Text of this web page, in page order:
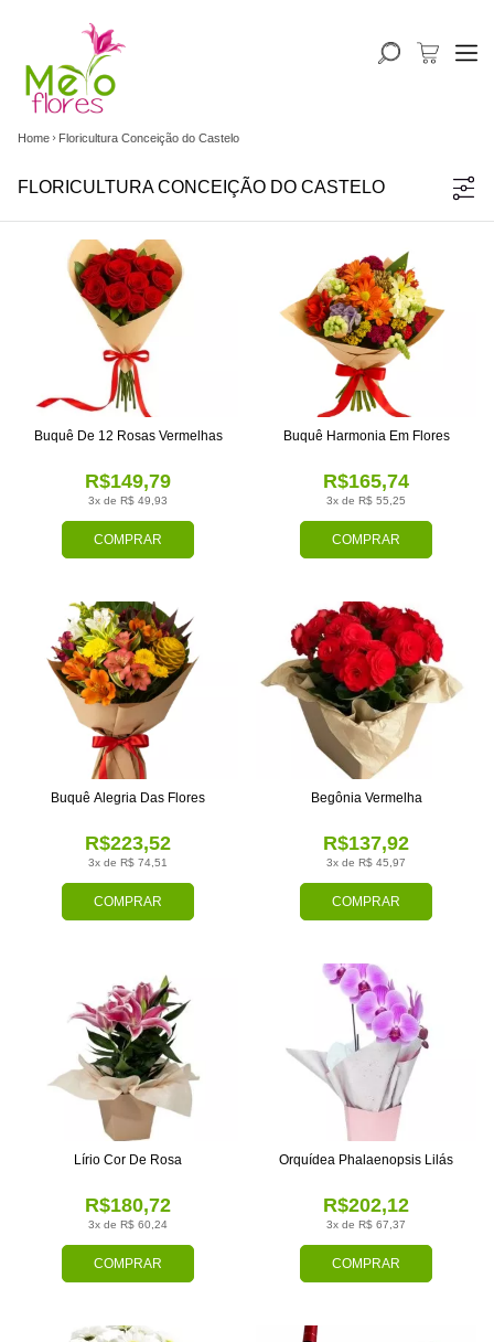
Home Floricultura Conceição do Castelo
FLORICULTURA CONCEIÇÃO DO CASTELO
COMPRAR
3x de R$ 49,93
R$149,79
Buquê De 12 Rosas Vermelhas
COMPRAR
3x de R$ 55,25
R$165,74
Buquê Harmonia Em Flores
COMPRAR
3x de R$ 74,51
R$223,52
Buquê Alegria Das Flores
COMPRAR
3x de R$ 45,97
R$137,92
Begônia Vermelha
COMPRAR
3x de R$ 60,24
R$180,72
Lírio Cor De Rosa
COMPRAR
3x de R$ 67,37
R$202,12
Orquídea Phalaenopsis Lilás